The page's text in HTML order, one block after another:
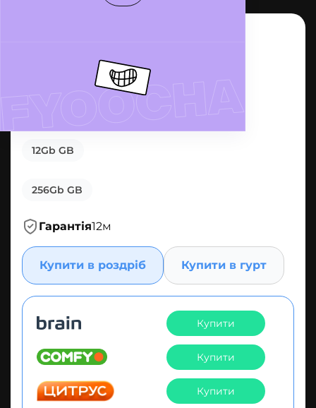
Смартфон Blackview
BV8200 12/256 GB
12Gb GB
256Gb GB
Гарантія12м
Купити в роздріб Купити в гурт
Купити
Купити
Купити